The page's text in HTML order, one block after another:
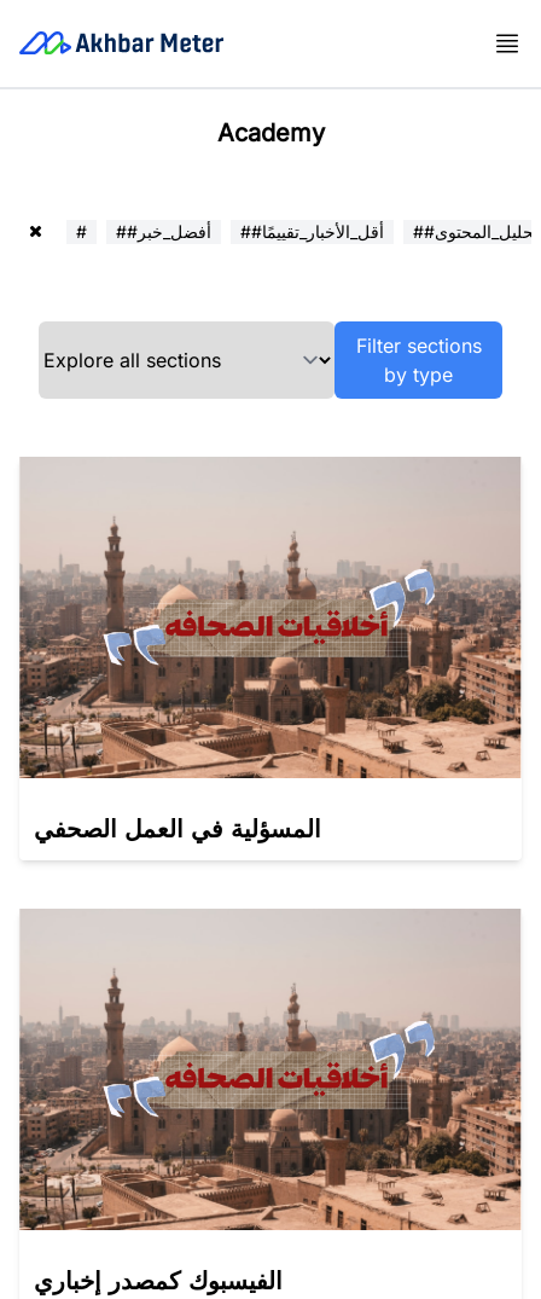
Academy
# ##أفضل_خبر ##أقل_الأخبار_تقييمًا ##تحليل_المحتوى
Filter sections
by type
المسؤلية في العمل الصحفي
الفيسبوك كمصدر إخباري